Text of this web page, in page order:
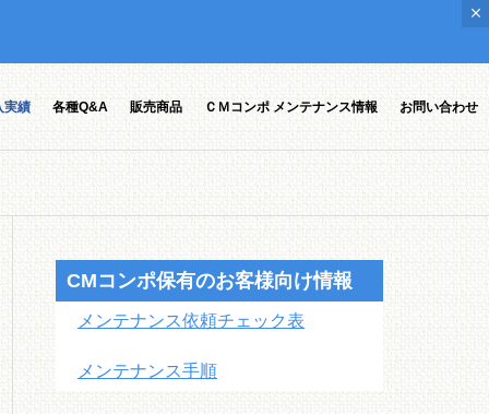
実績 各種Q&A 販売商品 ＣＭコンポ メンテナンス情報 お問い合わせ
CMコンポ保有のお客様向け情報
メンテナンス依頼チェック表
メンテナンス手順